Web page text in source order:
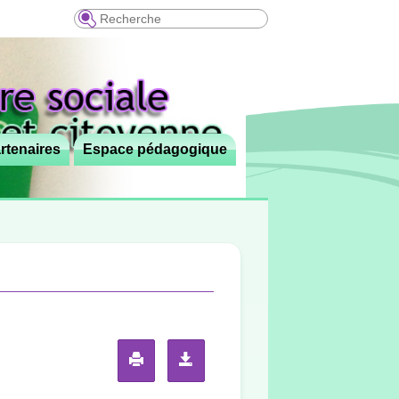
Recherche
Espace pédagogique